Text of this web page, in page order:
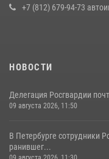
+7 (812) 679-94-73
НОВОСТИ
Делегация Росгвардии
09 августа 2026, 11:50
В Петербурге сотрудники
ранившег...